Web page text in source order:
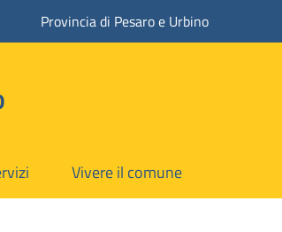
Provincia di Pesaro e Urbino
Vivere il comune